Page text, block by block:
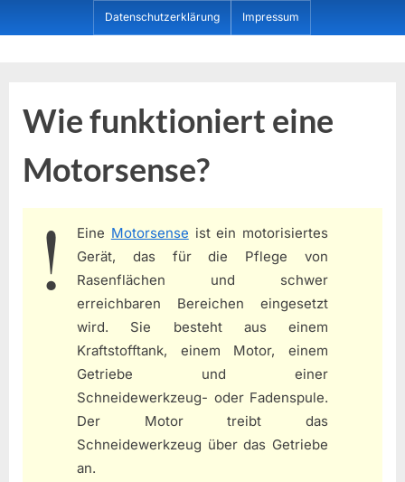
to
Datenschutzerklärung Impressum
Wie funktioniert eine
Motorsense?
Eine Motorsense ist ein motorisiertes
Gerät, das für die Pflege von
Rasenflächen und schwer
erreichbaren Bereichen eingesetzt
wird. Sie besteht aus einem
Kraftstofftank, einem Motor, einem
Getriebe und einer
Schneidewerkzeug- oder Fadenspule.
Der Motor treibt das
Schneidewerkzeug über das Getriebe
an.